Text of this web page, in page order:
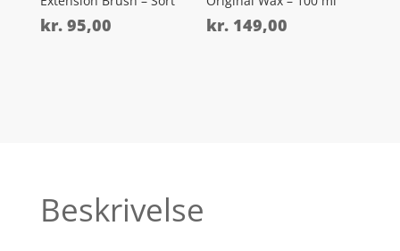
kr.95,00 kr. 149,00
Beskrivelse